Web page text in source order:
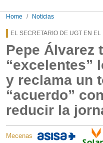
Home Noticias
EL SECRETARIO DE UGT EN
Pepe Álvarez
“excelentes”
y reclama un
“acuerdo”
reducir la
Mecenas